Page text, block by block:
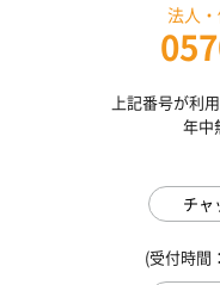
法人
上記番号が利
年中
チャ
(受付時間